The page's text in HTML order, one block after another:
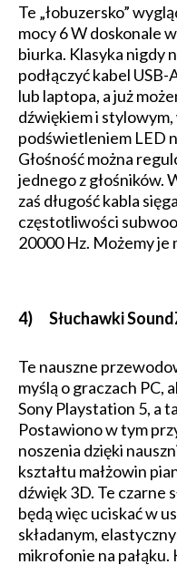
Te „łobuzersko”
mocy 6 W doskonale
biurka. Klasyka nigdy
podłączyć kabel
lub laptopa, a już
dźwiękiem i
podświetleniem LED
Głośność można
jednego z głośników.
zaś długość kabla
częstotliwości
20000 Hz. Możemy je
4) Słuchawki
Te nauszne
myślą o graczach PC,
Sony Playstation 5, a
Postawiono w tym
noszenia dzięki
kształtu małżowin
dźwięk 3D. Te czarne
będą więc uciskać w
składanym,
mikrofonie na pałąku.